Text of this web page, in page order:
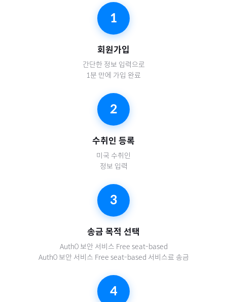
1
회원가입
간단한 정보 입력으로
1분 만에 가입 완료
2
수취인 등록
미국 수취인
정보 입력
3
송금 목적 선택
Auth0 보안 서비스 Free seat-based
Auth0 보안 서비스 Free seat-based 서비스료 송금
4